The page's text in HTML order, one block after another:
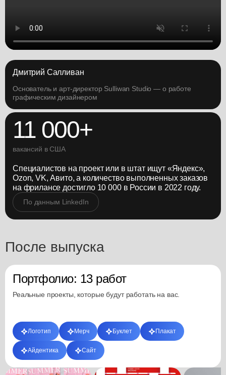
Дмитрий Салливан
Основатель и арт-директор Sulliwan Studio — о работе
графическим дизайнером
11 000+
вакансий в США
Специалистов на проект или в штат ищут «Яндекс»,
Ozon, VK, Авито, а количество выполненных заказов
на фрилансе достигло 10 000 в России в 2022 году.
По данным LinkedIn
После выпуска
Портфолио: 13 работ
Реальные проекты, которые будут работать на вас.
Логотип Мерч Буклет Плакат
Айдентика Сайт